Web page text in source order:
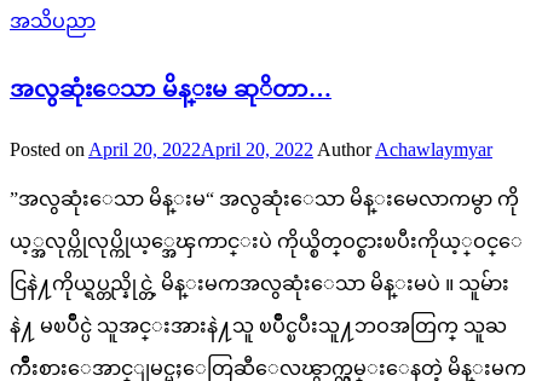
အသိပညာ
အလွဆုံးေသာ မိန္းမ ဆုိတာ…
Posted on April 20, 2022April 20, 2022 Author Achawlaymyar
”အလွဆုံးေသာ မိန္းမ“ အလွဆုံးေသာ မိန္းမေလာကမွာ ကို
ယ့္အလုပ္ကိုလုပ္ကိုယ့္အေၾကာင္းပဲ ကိုယ္စိတ္ဝင္စားၿပီးကိုယ့္ဝင္ေ
ငြနဲ႔ကိုယ္ရပ္တည္နိုင္တဲ့ မိန္းမကအလွဆုံးေသာ မိန္းမပဲ ။ သူမ်ား
နဲ႔ မၿပိဳင္ပဲ သူအင္းအားနဲ႔သူ ၿပိဳင္ၿပီးသူ႔ဘဝအတြက္ သူႀ
ကိဳးစားေအာင္ျမင္မႈေတြဆီေလၽွာက္လွမ္းေနတဲ့ မိန္းမက